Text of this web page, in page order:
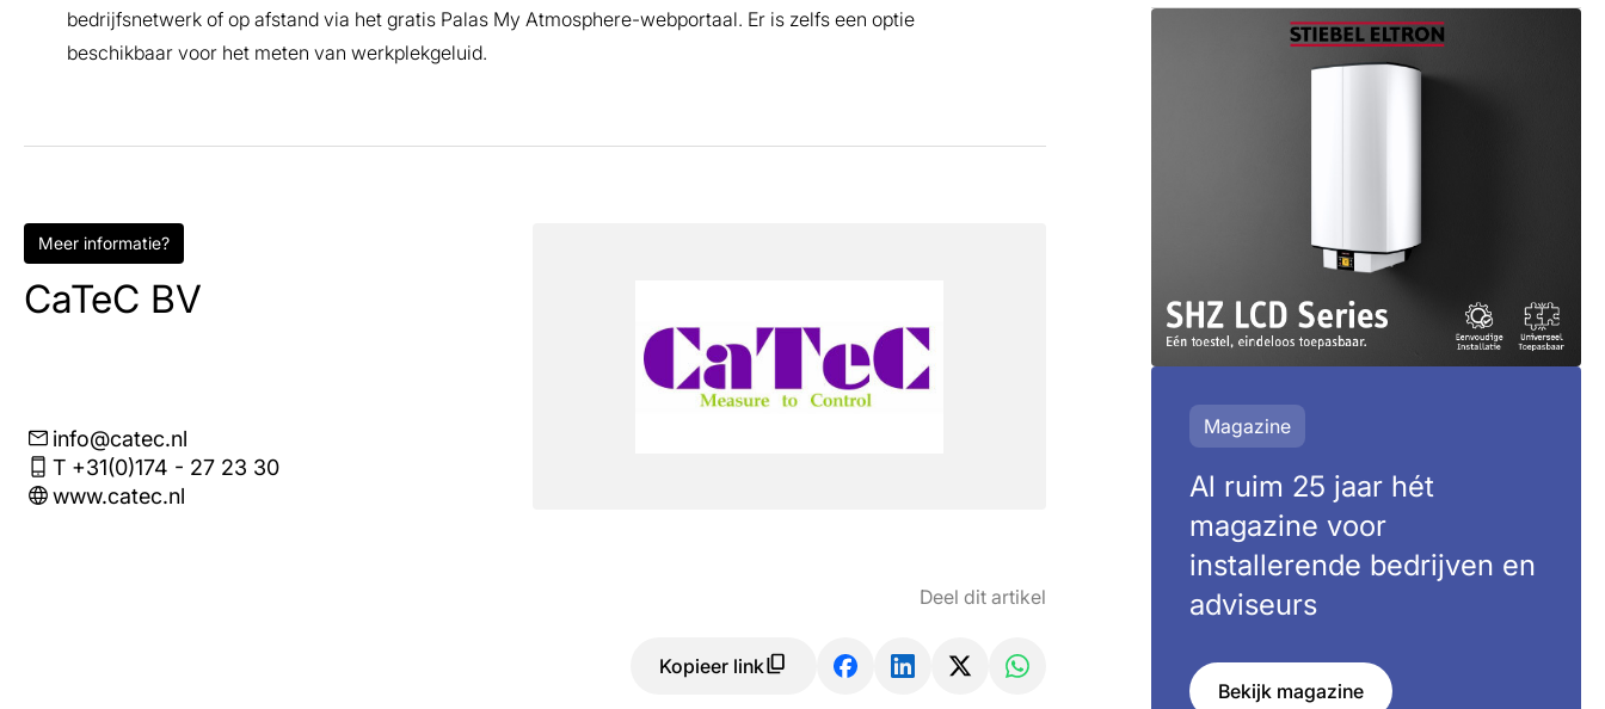
bedrijfsnetwerk of op afstand via het gratis Palas My Atmosphere-webportaal. Er is zelfs een optie
beschikbaar voor het meten van werkplekgeluid.
Meer informatie?
CaTeC BV
info@catec.nl
T +31(0)174 - 27 23 30
www.catec.nl
Deel dit artikel
Kopieer link
Magazine
Al ruim 25 jaar hét
magazine voor
installerende bedrijven en
adviseurs
Bekijk magazine